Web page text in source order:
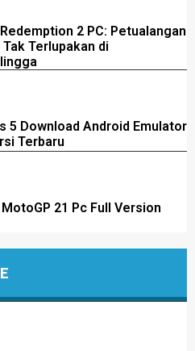
2 PC: Petualangan
Terlupakan di
5 Download Android Emulator
Terbaru
21 Pc Full Version